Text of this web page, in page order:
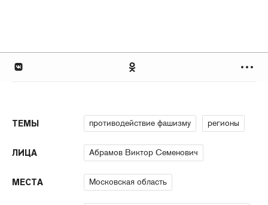
ТЕМЫ противодействие фашизму регионы
ЛИЦА Абрамов Виктор Семенович
МЕСТА Московская область